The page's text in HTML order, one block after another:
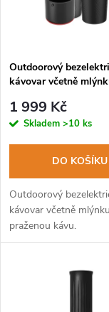
p
r
o
d
u
s
p
r
d
u
Outdoorový
kávovar včetně
1 999 Kč
Skladem >10 ks
DO KOŠÍKU
Outdoorový
kávovar včetně
praženou kávu.